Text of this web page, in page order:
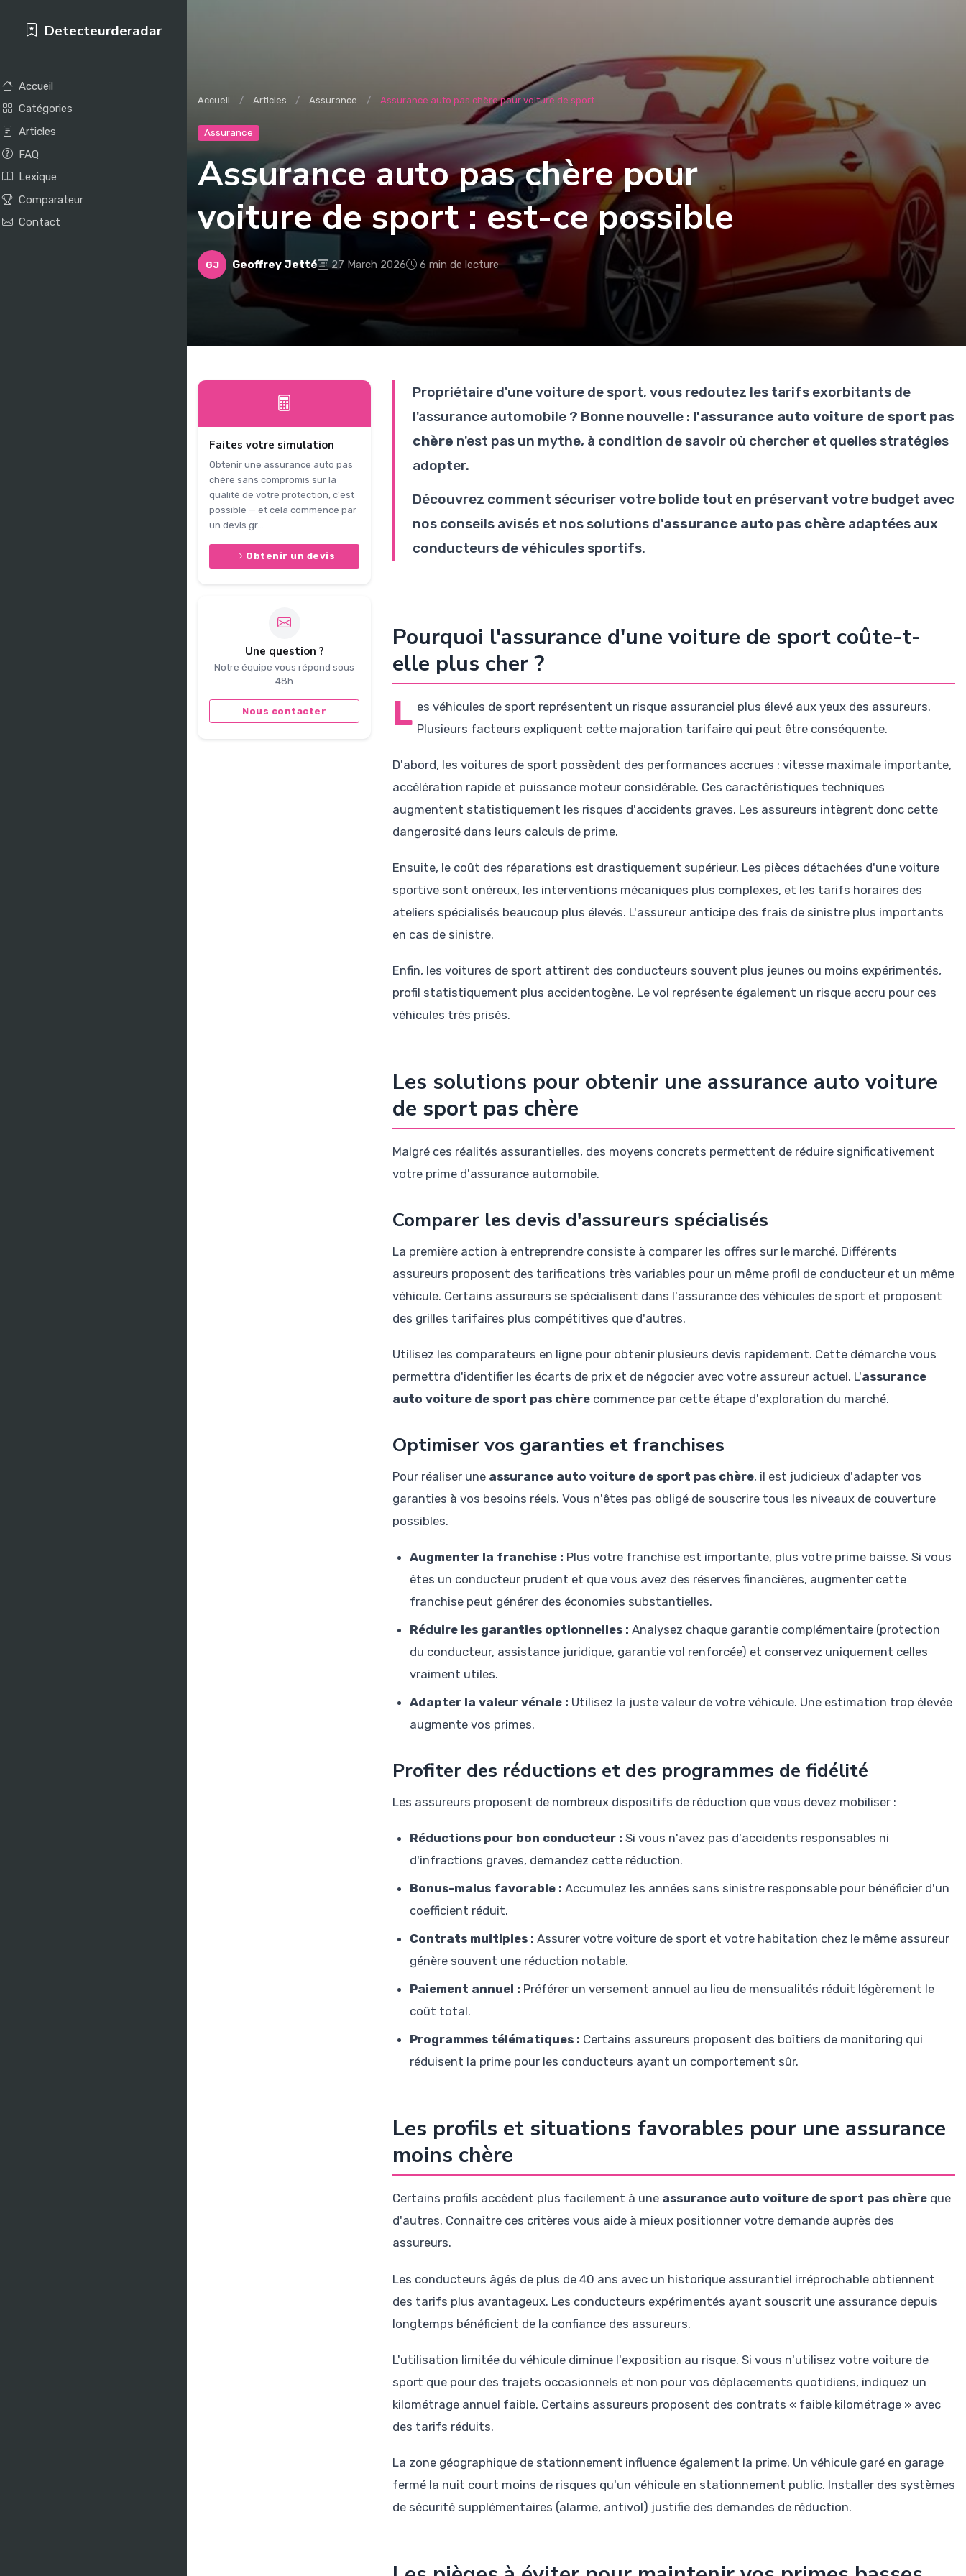
Detecteurderadar
Accueil
Catégories
Articles
FAQ
Lexique
Comparateur
Contact
Accueil Articles Assurance Assurance auto pas chère pour voiture de sport ...
Assurance
Assurance auto pas chère pour
voiture de sport : est-ce possible
GJ Geoffrey Jetté 27 March 2026 6 min de lecture
Faites votre simulation
Obtenir une assurance auto pas
chère sans compromis sur la
qualité de votre protection, c'est
possible — et cela commence par
un devis gr...
Obtenir un devis
Une question ?
Notre équipe vous répond sous
48h
Nous contacter
Propriétaire d'une voiture de sport, vous redoutez les tarifs exorbitants de
l'assurance automobile ? Bonne nouvelle : l'assurance auto voiture de sport pas
chère n'est pas un mythe, à condition de savoir où chercher et quelles stratégies
adopter.
Découvrez comment sécuriser votre bolide tout en préservant votre budget avec
nos conseils avisés et nos solutions d'assurance auto pas chère adaptées aux
conducteurs de véhicules sportifs.
Pourquoi l'assurance d'une voiture de sport coûte-t-
elle plus cher ?
L es véhicules de sport représentent un risque assuranciel plus élevé aux yeux des assureurs.
Plusieurs facteurs expliquent cette majoration tarifaire qui peut être conséquente.
D'abord, les voitures de sport possèdent des performances accrues : vitesse maximale importante,
accélération rapide et puissance moteur considérable. Ces caractéristiques techniques
augmentent statistiquement les risques d'accidents graves. Les assureurs intègrent donc cette
dangerosité dans leurs calculs de prime.
Ensuite, le coût des réparations est drastiquement supérieur. Les pièces détachées d'une voiture
sportive sont onéreux, les interventions mécaniques plus complexes, et les tarifs horaires des
ateliers spécialisés beaucoup plus élevés. L'assureur anticipe des frais de sinistre plus importants
en cas de sinistre.
Enfin, les voitures de sport attirent des conducteurs souvent plus jeunes ou moins expérimentés,
profil statistiquement plus accidentogène. Le vol représente également un risque accru pour ces
véhicules très prisés.
Les solutions pour obtenir une assurance auto voiture
de sport pas chère
Malgré ces réalités assurantielles, des moyens concrets permettent de réduire significativement
votre prime d'assurance automobile.
Comparer les devis d'assureurs spécialisés
La première action à entreprendre consiste à comparer les offres sur le marché. Différents
assureurs proposent des tarifications très variables pour un même profil de conducteur et un même
véhicule. Certains assureurs se spécialisent dans l'assurance des véhicules de sport et proposent
des grilles tarifaires plus compétitives que d'autres.
Utilisez les comparateurs en ligne pour obtenir plusieurs devis rapidement. Cette démarche vous
permettra d'identifier les écarts de prix et de négocier avec votre assureur actuel. L'assurance
auto voiture de sport pas chère commence par cette étape d'exploration du marché.
Optimiser vos garanties et franchises
Pour réaliser une assurance auto voiture de sport pas chère, il est judicieux d'adapter vos
garanties à vos besoins réels. Vous n'êtes pas obligé de souscrire tous les niveaux de couverture
possibles.
Augmenter la franchise : Plus votre franchise est importante, plus votre prime baisse. Si vous
êtes un conducteur prudent et que vous avez des réserves financières, augmenter cette
franchise peut générer des économies substantielles.
Réduire les garanties optionnelles : Analysez chaque garantie complémentaire (protection
du conducteur, assistance juridique, garantie vol renforcée) et conservez uniquement celles
vraiment utiles.
Adapter la valeur vénale : Utilisez la juste valeur de votre véhicule. Une estimation trop élevée
augmente vos primes.
Profiter des réductions et des programmes de fidélité
Les assureurs proposent de nombreux dispositifs de réduction que vous devez mobiliser :
Réductions pour bon conducteur : Si vous n'avez pas d'accidents responsables ni
d'infractions graves, demandez cette réduction.
Bonus-malus favorable : Accumulez les années sans sinistre responsable pour bénéficier d'un
coefficient réduit.
Contrats multiples : Assurer votre voiture de sport et votre habitation chez le même assureur
génère souvent une réduction notable.
Paiement annuel : Préférer un versement annuel au lieu de mensualités réduit légèrement le
coût total.
Programmes télématiques : Certains assureurs proposent des boîtiers de monitoring qui
réduisent la prime pour les conducteurs ayant un comportement sûr.
Les profils et situations favorables pour une assurance
moins chère
Certains profils accèdent plus facilement à une assurance auto voiture de sport pas chère que
d'autres. Connaître ces critères vous aide à mieux positionner votre demande auprès des
assureurs.
Les conducteurs âgés de plus de 40 ans avec un historique assurantiel irréprochable obtiennent
des tarifs plus avantageux. Les conducteurs expérimentés ayant souscrit une assurance depuis
longtemps bénéficient de la confiance des assureurs.
L'utilisation limitée du véhicule diminue l'exposition au risque. Si vous n'utilisez votre voiture de
sport que pour des trajets occasionnels et non pour vos déplacements quotidiens, indiquez un
kilométrage annuel faible. Certains assureurs proposent des contrats « faible kilométrage » avec
des tarifs réduits.
La zone géographique de stationnement influence également la prime. Un véhicule garé en garage
fermé la nuit court moins de risques qu'un véhicule en stationnement public. Installer des systèmes
de sécurité supplémentaires (alarme, antivol) justifie des demandes de réduction.